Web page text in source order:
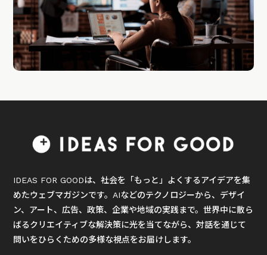
IDEAS FOR GOODは、社会を「もっと」よくするアイデアを集
めたウェブマガジンです。AIなどのテクノロジーから、デザイ
ン、アート、広告、政策、企業や地域の実践まで。世界中に散ら
ばるクリエイティブな解決策に光を当てながら、対話を通じて
問いをひらくための多様な視点をお届けします。